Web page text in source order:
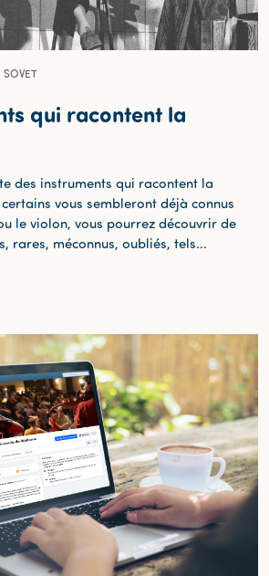
SOVET
qui racontent la
des instruments qui racontent la
vous sembleront déjà connus
le violon, vous pourrez découvrir de
rares, méconnus, oubliés, tels...